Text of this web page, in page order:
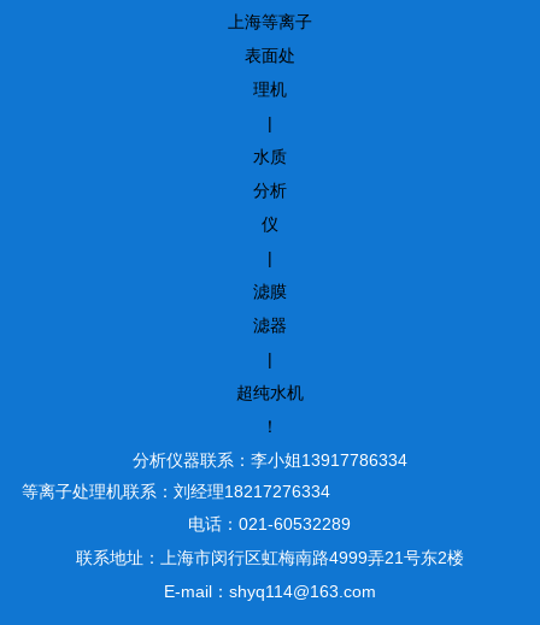
上海等离子
表面处
理机
|
水质
分析
仪
|
滤膜
滤器
|
超纯水机
！
分析仪器联系：李小姐13917786334
等离子处理机联系：刘经理18217276334
电话：021-60532289
联系地址：上海市闵行区虹梅南路4999弄21号东2楼
E-mail：shyq114@163.com